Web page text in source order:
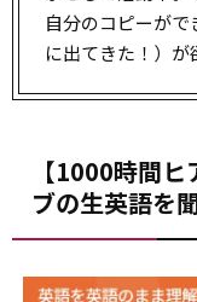
自分のコピーがで
に出てきた！）が
【1000時間
ブの生英語を